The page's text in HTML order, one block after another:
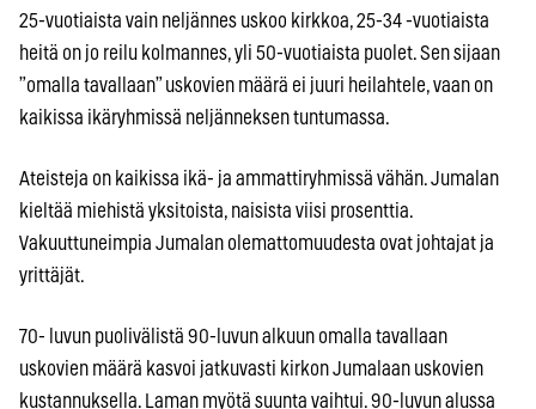
25-vuotiaista vain neljännes uskoo kirkkoa, 25-34 -vuotiaista
heitä on jo reilu kolmannes, yli 50-vuotiaista puolet. Sen sijaan
”omalla tavallaan” uskovien määrä ei juuri heilahtele, vaan on
kaikissa ikäryhmissä neljänneksen tuntumassa.
Ateisteja on kaikissa ikä- ja ammattiryhmissä vähän. Jumalan
kieltää miehistä yksitoista, naisista viisi prosenttia.
Vakuuttuneimpia Jumalan olemattomuudesta ovat johtajat ja
yrittäjät.
70- luvun puolivälistä 90-luvun alkuun omalla tavallaan
uskovien määrä kasvoi jatkuvasti kirkon Jumalaan uskovien
kustannuksella. Laman myötä suunta vaihtui. 90-luvun alussa